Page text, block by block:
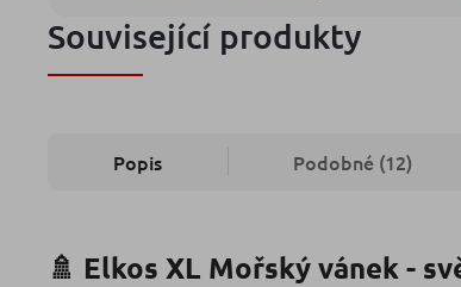
Související produkty
Popis Podobné (12)
🚿 Elkos XL Mořský vánek -